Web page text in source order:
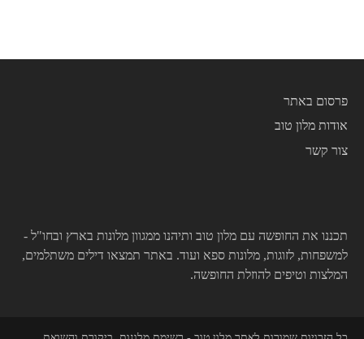
פרסום באתר
אודות מלון טוב
צור קשר
תכננו את החופשה עם מלון טוב ותיהנו ממגוון מלונות בארץ ובחו"ל -
למשפחות, לזוגות, מלונות ספא ועוד. באתר תמצאו דילים משתלמים,
המלצות וטיפים להוזלת החופשה.